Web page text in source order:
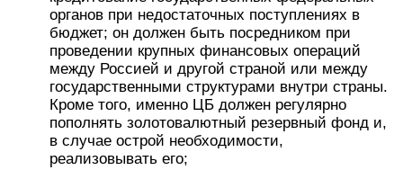
органов при недостаточных поступлениях в
бюджет; он должен быть посредником при
проведении крупных финансовых операций
между Россией и другой страной или между
государственными структурами внутри страны.
Кроме того, именно ЦБ должен регулярно
пополнять золотовалютный резервный фонд и,
в случае острой необходимости,
реализовывать его;